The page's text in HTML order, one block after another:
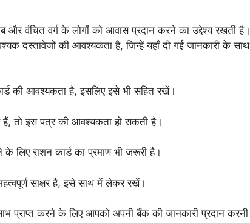
और वंचित वर्ग के लोगों को आवास प्रदान करने का उद्देश्य रखती है।
दस्तावेजों की आवश्यकता है, जिन्हें यहाँ दी गई जानकारी के साथ
की आवश्यकता है, इसलिए इसे भी सहित रखें।
तो इस पत्र की आवश्यकता हो सकती है।
लिए राशन कार्ड का प्रमाण भी जरूरी है।
साक्षर है, इसे साथ में लेकर रखें।
प्राप्त करने के लिए आपको अपनी बैंक की जानकारी प्रदान करनी